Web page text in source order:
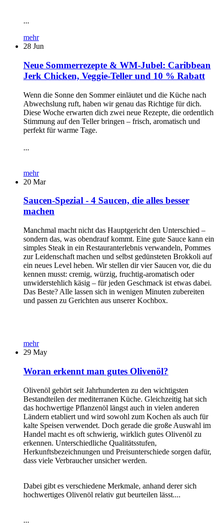
...
mehr
28 Jun
Neue Sommerrezepte & WM-Jubel: Caribbean
Jerk Chicken, Veggie-Teller und 10 % Rabatt
Wenn die Sonne den Sommer einläutet und die Küche nach
Abwechslung ruft, haben wir genau das Richtige für dich.
Diese Woche erwarten dich zwei neue Rezepte, die ordentlich
Stimmung auf den Teller bringen – frisch, aromatisch und
perfekt für warme Tage.
...
mehr
20 Mar
Saucen-Spezial - 4 Saucen, die alles besser
machen
Manchmal macht nicht das Hauptgericht den Unterschied –
sondern das, was obendrauf kommt. Eine gute Sauce kann ein
simples Steak in ein Restauranterlebnis verwandeln, Pommes
zur Leidenschaft machen und selbst gedünsteten Brokkoli auf
ein neues Level heben. Wir stellen dir vier Saucen vor, die du
kennen musst: cremig, würzig, fruchtig-aromatisch oder
unwiderstehlich käsig – für jeden Geschmack ist etwas dabei.
Das Beste? Alle lassen sich in wenigen Minuten zubereiten
und passen zu Gerichten aus unserer Kochbox.
mehr
29 May
Woran erkennt man gutes Olivenöl?
Olivenöl gehört seit Jahrhunderten zu den wichtigsten
Bestandteilen der mediterranen Küche. Gleichzeitig hat sich
das hochwertige Pflanzenöl längst auch in vielen anderen
Ländern etabliert und wird sowohl zum Kochen als auch für
kalte Speisen verwendet. Doch gerade die große Auswahl im
Handel macht es oft schwierig, wirklich gutes Olivenöl zu
erkennen. Unterschiedliche Qualitätsstufen,
Herkunftsbezeichnungen und Preisunterschiede sorgen dafür,
dass viele Verbraucher unsicher werden.
Dabei gibt es verschiedene Merkmale, anhand derer sich
hochwertiges Olivenöl relativ gut beurteilen lässt....
...